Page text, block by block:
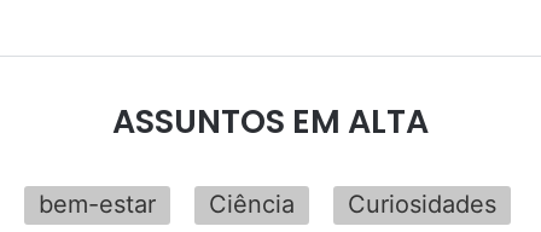
ASSUNTOS EM ALTA
bem-estar Ciência
Curiosidades